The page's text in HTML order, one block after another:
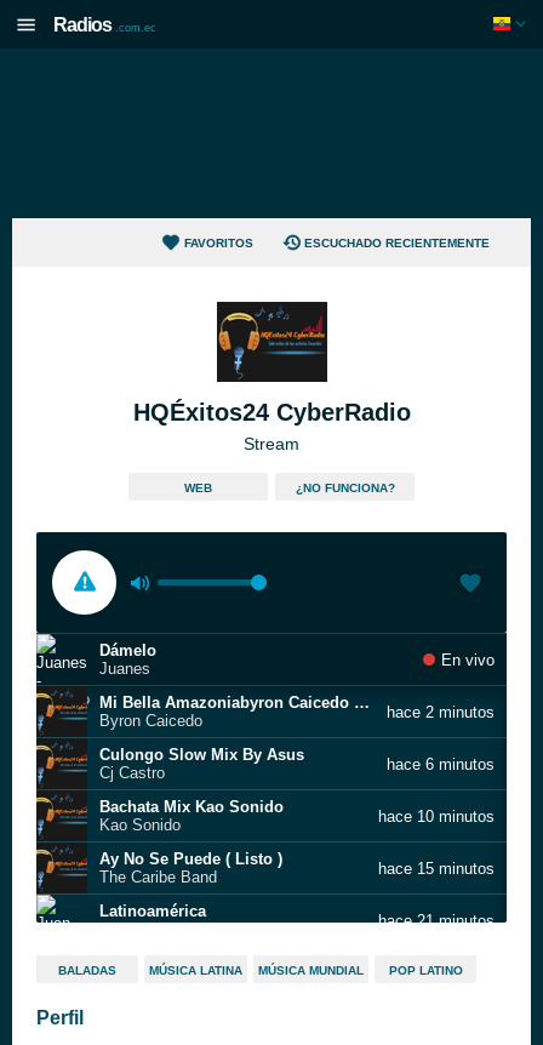
Radios .com.ec
FAVORITOS ESCUCHADO RECIENTEMENTE
HQÉxitos24 CyberRadio
Stream
WEB ¿NO FUNCIONA?
Dámelo
Juanes
En vivo
Mi Bella Amazoniabyron Caicedo Update Extended O
Byron Caicedo
hace 2 minutos
Culongo Slow Mix By Asus
Cj Castro
hace 6 minutos
Bachata Mix Kao Sonido
Kao Sonido
hace 10 minutos
Ay No Se Puede ( Listo )
The Caribe Band
hace 15 minutos
Latinoamérica
hace 21 minutos
Maria De Los Angelesse Acabo Quien Te Queria Edit I Ecua Extended Mix
hace 27 minutos
BALADAS MÚSICA LATINA MÚSICA MUNDIAL POP LATINO
Perfil